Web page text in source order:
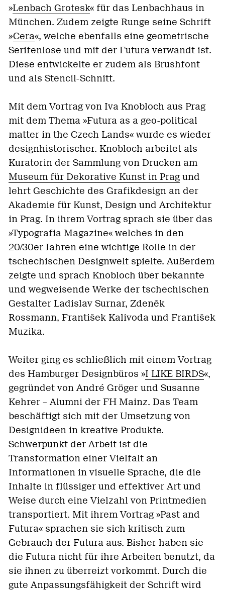
»Lenbach Grotesk« für das Lenbachhaus in
München. Zudem zeigte Runge seine Schrift
»Cera«, welche ebenfalls eine geometrische
Serifenlose und mit der Futura verwandt ist.
Diese entwickelte er zudem als Brushfont
und als Stencil-Schnitt.
Mit dem Vortrag von Iva Knobloch aus Prag
mit dem Thema »Futura as a geo-political
matter in the Czech Lands« wurde es wieder
designhistorischer. Knobloch arbeitet als
Kuratorin der Sammlung von Drucken am
Museum für Dekorative Kunst in Pragund
lehrt Geschichte des Grafikdesign an der
Akademie für Kunst, Design und Architektur
in Prag. In ihrem Vortrag sprach sie über das
»Typografia Magazine« welches in den
20/30er Jahren eine wichtige Rolle in der
tschechischen Designwelt spielte. Außerdem
zeigte und sprach Knobloch über bekannte
und wegweisende Werke der tschechischen
Gestalter Ladislav Surnar, Zdeněk
Rossmann, František Kalivoda und František
Muzika.
Weiter ging es schließlich mit einem Vortrag
des Hamburger Designbüros »I LIKE BIRDS«,
gegründet von André Gröger und Susanne
Kehrer – Alumni der FH Mainz. Das Team
beschäftigt sich mit der Umsetzung von
Designideen in kreative Produkte.
Schwerpunkt der Arbeit ist die
Transformation einer Vielfalt an
Informationen in visuelle Sprache, die die
Inhalte in flüssiger und effektiver Art und
Weise durch eine Vielzahl von Printmedien
transportiert. Mit ihrem Vortrag »Past and
Futura« sprachen sie sich kritisch zum
Gebrauch der Futura aus. Bisher haben sie
die Futura nicht für ihre Arbeiten benutzt, da
sie ihnen zu überreizt vorkommt. Durch die
gute Anpassungsfähigkeit der Schrift wird